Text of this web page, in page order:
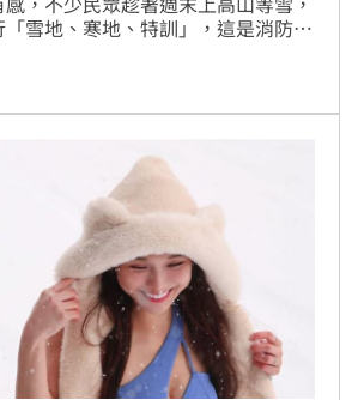
雪地、寒地、特訓」，這是消防署
問題，有能力迅速救援。